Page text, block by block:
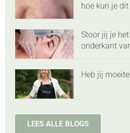
hoe kun je
Stoor jij je
onderkant
Heb jij
LEES ALLE BLOGS